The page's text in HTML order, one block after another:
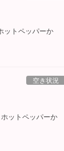
ットペッパーか
空き状況
ットペッパーか